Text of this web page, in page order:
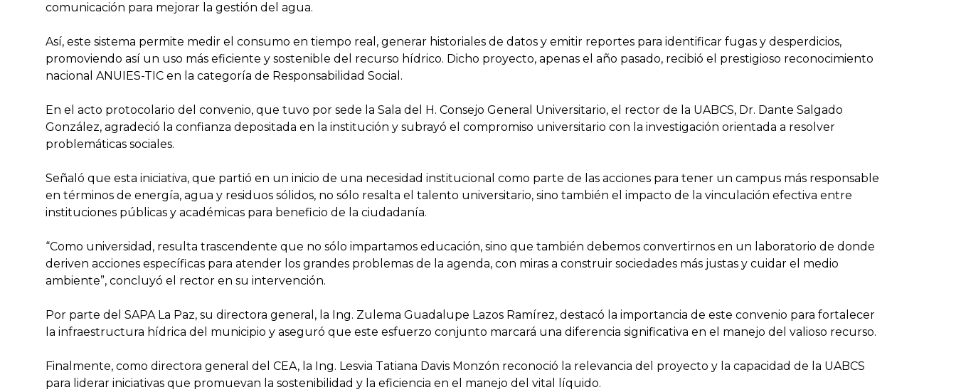
comunicación para mejorar la gestión del agua.
Así, este sistema permite medir el consumo en tiempo real, generar historiales de datos y emitir reportes para identificar fugas y desperdicios,
promoviendo así un uso más eficiente y sostenible del recurso hídrico. Dicho proyecto, apenas el año pasado, recibió el prestigioso reconocimiento
nacional ANUIES-TIC en la categoría de Responsabilidad Social.
En el acto protocolario del convenio, que tuvo por sede la Sala del H. Consejo General Universitario, el rector de la UABCS, Dr. Dante Salgado
González, agradeció la confianza depositada en la institución y subrayó el compromiso universitario con la investigación orientada a resolver
problemáticas sociales.
Señaló que esta iniciativa, que partió en un inicio de una necesidad institucional como parte de las acciones para tener un campus más responsable
en términos de energía, agua y residuos sólidos, no sólo resalta el talento universitario, sino también el impacto de la vinculación efectiva entre
instituciones públicas y académicas para beneficio de la ciudadanía.
“Como universidad, resulta trascendente que no sólo impartamos educación, sino que también debemos convertirnos en un laboratorio de donde
deriven acciones específicas para atender los grandes problemas de la agenda, con miras a construir sociedades más justas y cuidar el medio
ambiente”, concluyó el rector en su intervención.
Por parte del SAPA La Paz, su directora general, la Ing. Zulema Guadalupe Lazos Ramírez, destacó la importancia de este convenio para fortalecer
la infraestructura hídrica del municipio y aseguró que este esfuerzo conjunto marcará una diferencia significativa en el manejo del valioso recurso.
Finalmente, como directora general del CEA, la Ing. Lesvia Tatiana Davis Monzón reconoció la relevancia del proyecto y la capacidad de la UABCS
para liderar iniciativas que promuevan la sostenibilidad y la eficiencia en el manejo del vital líquido.